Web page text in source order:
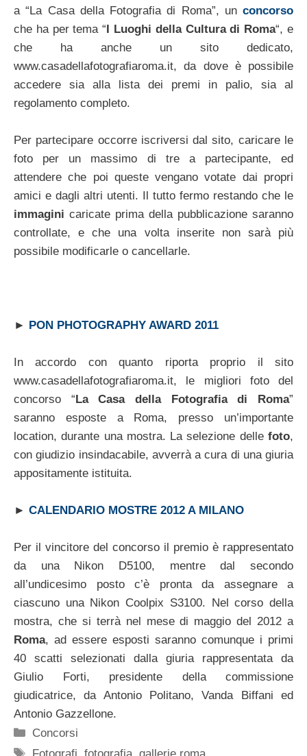
a “La Casa della Fotografia di Roma”, un concorso
che ha per tema “ I Luoghi della Cultura di Roma“, e
che ha anche un sito dedicato,
www.casadellafotografiaroma.it, da dove è possibile
accedere sia alla lista dei premi in palio, sia al
regolamento completo.
Per partecipare occorre iscriversi dal sito, caricare le
foto per un massimo di tre a partecipante, ed
attendere che poi queste vengano votate dai propri
amici e dagli altri utenti. Il tutto fermo restando che le
immagini caricate prima della pubblicazione saranno
controllate, e che una volta inserite non sarà più
possibile modificarle o cancellarle.
► PON PHOTOGRAPHY AWARD 2011
In accordo con quanto riporta proprio il sito
www.casadellafotografiaroma.it, le migliori foto del
concorso “ La Casa della Fotografia di Roma”
saranno esposte a Roma, presso un’importante
location, durante una mostra. La selezione delle foto,
con giudizio insindacabile, avverrà a cura di una giuria
appositamente istituita.
► CALENDARIO MOSTRE 2012 A MILANO
Per il vincitore del concorso il premio è rappresentato
da una Nikon D5100, mentre dal secondo
all’undicesimo posto c’è pronta da assegnare a
ciascuno una Nikon Coolpix S3100. Nel corso della
mostra, che si terrà nel mese di maggio del 2012 a
Roma, ad essere esposti saranno comunque i primi
40 scatti selezionati dalla giuria rappresentata da
Giulio Forti, presidente della commissione
giudicatrice, da Antonio Politano, Vanda Biffani ed
Antonio Gazzellone.
Categorie
Concorsi
Tag